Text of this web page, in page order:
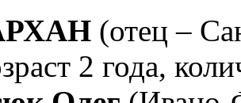
(отец –
2 года,